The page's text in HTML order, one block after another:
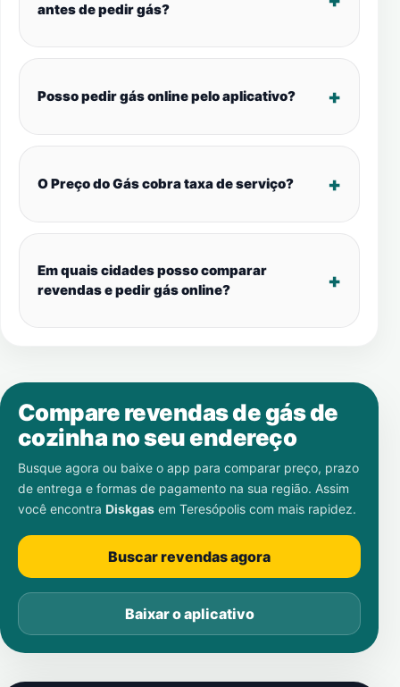
antes de pedir gás?
Posso pedir gás online pelo aplicativo?
O Preço do Gás cobra taxa de serviço?
Em quais cidades posso comparar
revendas e pedir gás online?
Compare revendas de gás de
cozinha no seu endereço
Busque agora ou baixe o app para comparar preço, prazo
de entrega e formas de pagamento na sua região. Assim
você encontra Diskgas em Teresópolis com mais rapidez.
Buscar revendas agora
Baixar o aplicativo